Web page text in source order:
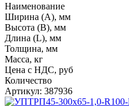
Наименование
Ширина (А), мм
Высота (В), мм
Длина (L), мм
Толщина, мм
Масса, кг
Цена с НДС, руб
Количество
Артикул: 387936